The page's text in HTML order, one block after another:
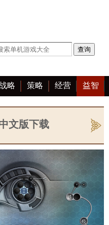
略 策略 经营 益智
爱 单机 大全
文版下载